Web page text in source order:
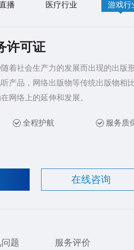
播 医疗行业 游戏行
许可证
着社会生产力的发展而出现的出版
产品，网络出版物等传统出版物相
网络上的延伸和发展。
全程护航 服务质
在线咨询
题 服务评价